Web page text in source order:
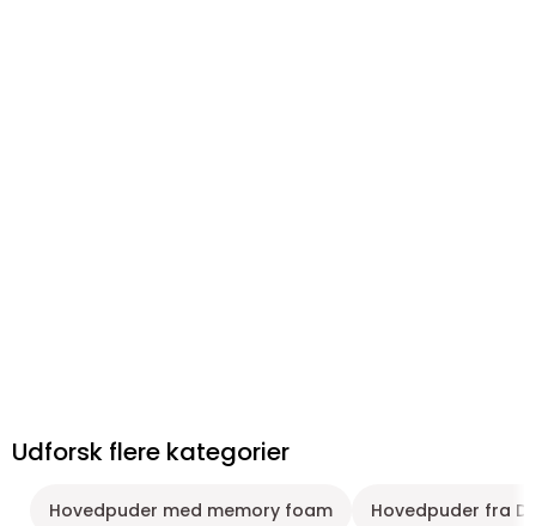
Udforsk flere kategorier
Hovedpuder med memory foam Hovedpuder fra